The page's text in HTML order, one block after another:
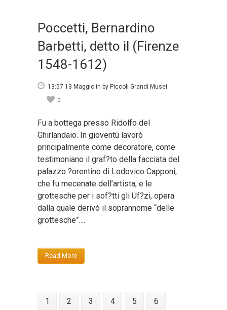
Poccetti, Bernardino
Barbetti, detto il (Firenze
1548-1612)
13:57 13 Maggio in by Piccoli Grandi Musei
0
Fu a bottega presso Ridolfo del
Ghirlandaio. In gioventù lavorò
principalmente come decoratore, come
testimoniano il graf?to della facciata del
palazzo ?orentino di Lodovico Capponi,
che fu mecenate dell’artista, e le
grottesche per i sof?tti gli Uf?zi, opera
dalla quale derivò il soprannome “delle
grottesche”....
Read More
1 2 3 4 5
6